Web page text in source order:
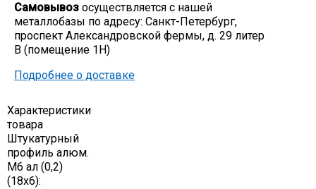
Самовывоз осуществляется с нашей
металлобазы по адресу: Санкт-Петербург,
проспект Александровской фермы, д. 29 литер
В (помещение 1Н)
Подробнее о доставке
Характеристики
товара
Штукатурный
профиль алюм.
М6 ал (0,2)
(18х6):